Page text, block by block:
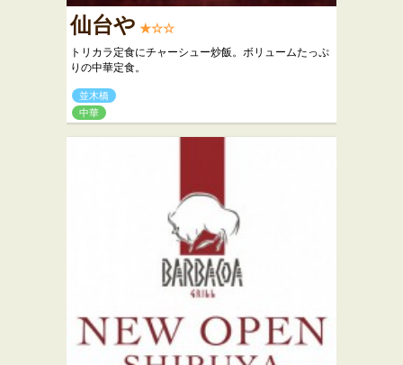
仙台や ★☆☆
トリカラ定食にチャーシュー炒飯。ボリュームたっぷ
りの中華定食。
並木橋
中華